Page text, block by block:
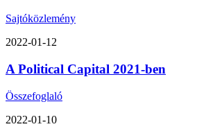
Sajtóközlemény
2022-01-12
A Political Capital 2021-ben
Összefoglaló
2022-01-10